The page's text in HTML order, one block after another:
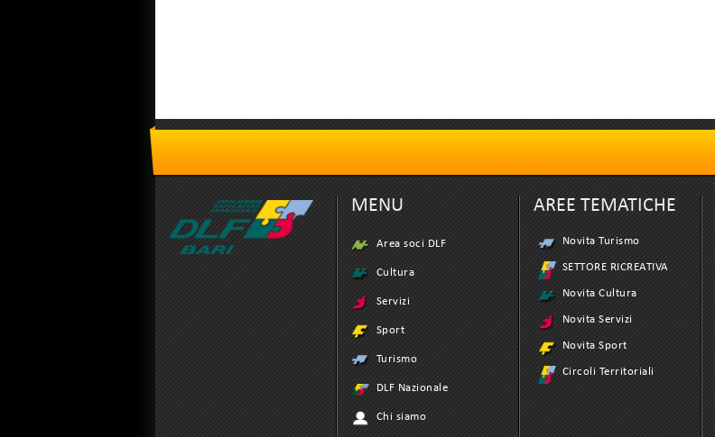
MENU
Area soci DLF
Cultura
Servizi
Sport
Turismo
DLF Nazionale
Chi siamo
AREE TEMATICHE
Novita Turismo
SETTORE RICREATIVA
Novita Cultura
Novita Servizi
Novita Sport
Circoli Territoriali